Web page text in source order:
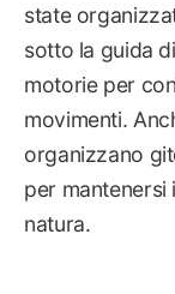
state
sotto la guida
motorie per
movimenti.
organizzano
per mantenersi
natura.